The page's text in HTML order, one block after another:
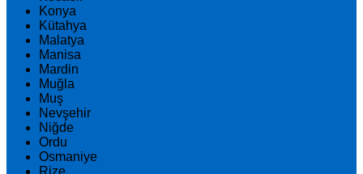
Konya
Kütahya
Malatya
Manisa
Mardin
Muğla
Muş
Nevşehir
Niğde
Ordu
Osmaniye
Rize